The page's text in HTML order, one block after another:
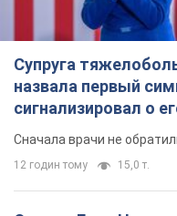
Супруга
назвала первый
сигнализировал о
Сначала врачи не
12 годин тому 15,0 т.